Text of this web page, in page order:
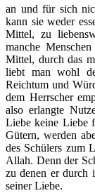
an und für sich
kann sie weder
Mittel, zu
manche
Mittel, durch das
liebt man wohl
Reichtum und
dem Herrscher
also erlangte
Liebe keine Liebe
Gütern, werden
des Schülers zum
Allah. Denn der
zu denen er durch
seiner Liebe.